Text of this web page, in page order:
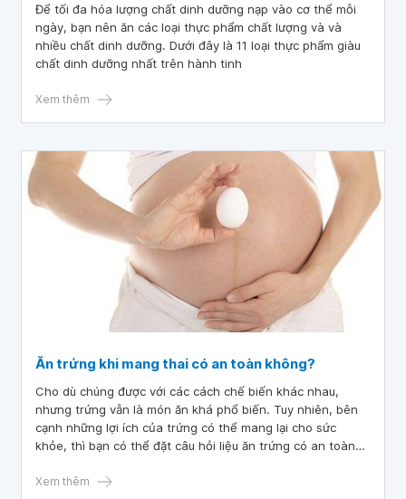
Để tối đa hóa lượng chất dinh dưỡng nạp vào cơ thể mỗi
ngày, bạn nên ăn các loại thực phẩm chất lượng và và
nhiều chất dinh dưỡng. Dưới đây là 11 loại thực phẩm giàu
chất dinh dưỡng nhất trên hành tinh
Xem thêm
Ăn trứng khi mang thai có an toàn không?
Cho dù chúng được với các cách chế biến khác nhau,
nhưng trứng vẫn là món ăn khá phổ biến. Tuy nhiên, bên
cạnh những lợi ích của trứng có thể mang lại cho sức
khỏe, thì bạn có thể đặt câu hỏi liệu ăn trứng có an toàn
thông tin cụ thể về loại thực phẩm này.
Xem thêm